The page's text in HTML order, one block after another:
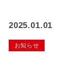
2025.01.01
お知らせ